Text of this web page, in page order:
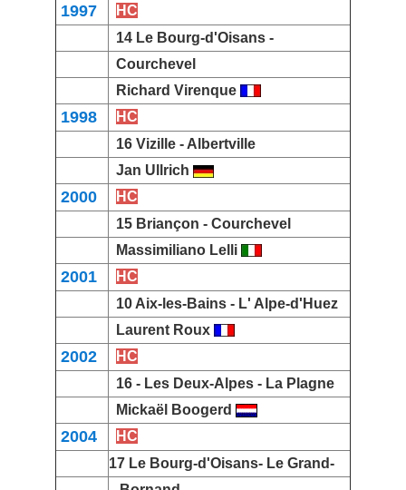
1997
HC
14 Le Bourg-d'Oisans -
Courchevel
Richard Virenque
1998
HC
16 Vizille - Albertville
Jan Ullrich
2000
HC
15 Briançon - Courchevel
Massimiliano Lelli
2001
HC
10 Aix-les-Bains - L' Alpe-d'Huez
Laurent Roux
2002
HC
16 - Les Deux-Alpes - La Plagne
Mickaël Boogerd
2004
HC
17 Le Bourg-d'Oisans- Le Grand-